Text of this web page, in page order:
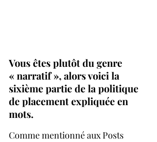
Vous êtes plutôt du genre
« narratif », alors voici la
sixième partie de la politique
de placement expliquée en
mots.
Comme mentionné aux Posts